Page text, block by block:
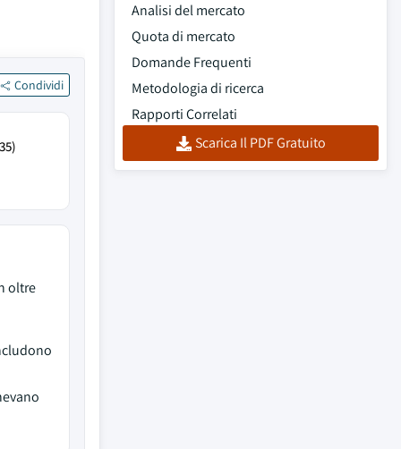
Condividi
oltre
Analisi del mercato
Quota di mercato
Domande Frequenti
Metodologia di ricerca
Rapporti Correlati
Scarica Il PDF Gratuito